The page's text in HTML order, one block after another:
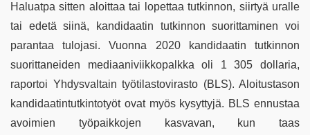
Haluatpa sitten aloittaa tai lopettaa tutkinnon, siirtyä uralle
tai edetä siinä, kandidaatin tutkinnon suorittaminen voi
parantaa tulojasi. Vuonna 2020 kandidaatin tutkinnon
suorittaneiden mediaaniviikkopalkka oli 1 305 dollaria,
raportoi Yhdysvaltain työtilastovirasto (BLS). Aloitustason
kandidaatintutkintotyöt ovat myös kysyttyjä. BLS ennustaa
avoimien työpaikkojen kasvavan, kun taas